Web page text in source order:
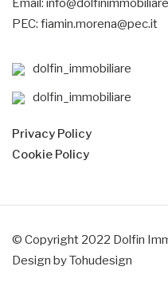
PEC: fiamin.morena@pec.it
dolfin_immobiliare
dolfin_immobiliare
Privacy Policy
Cookie Policy
© Copyright 2022 Dolfin
Design by Tohudesign